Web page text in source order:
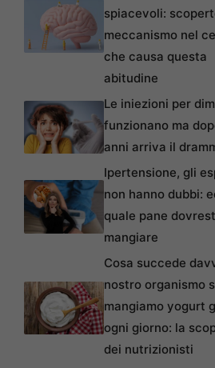
spiacevoli:
meccanismo nel
che causa questa
abitudine
Le iniezioni per
funzionano ma
anni arriva il
Ipertensione, gli
non hanno dubbi:
quale pane
mangiare
Cosa succede
nostro organismo
mangiamo yogurt
ogni giorno: la
dei nutrizionisti